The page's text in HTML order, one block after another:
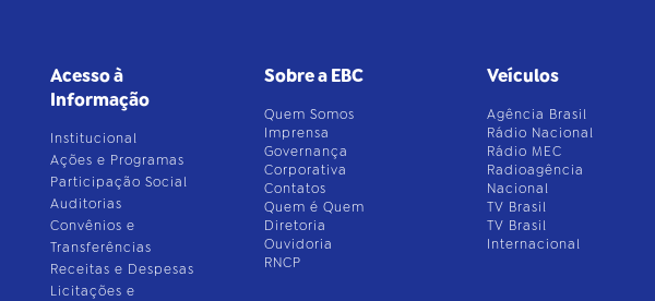
Acesso à
Informação
Institucional
Ações e Programas
Participação Social
Auditorias
Convênios e
Transferências
Receitas e Despesas
Licitações e
Sobre a EBC
Quem Somos
Imprensa
Governança
Corporativa
Contatos
Quem é Quem
Diretoria
Ouvidoria
RNCP
Veículos
Agência Brasil
Rádio Nacional
Rádio MEC
Radioagência
Nacional
TV Brasil
TV Brasil
Internacional